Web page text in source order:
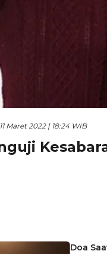
Maret 2022 | 18:24 WIB
Doa